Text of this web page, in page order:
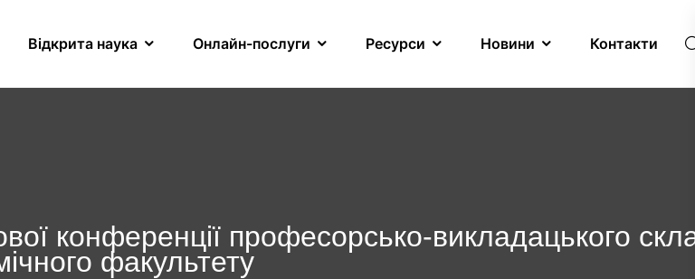
Відкрита наука Онлайн-послуги Ресурси Новини Контакти
конференції професорсько-викладацького
факультету